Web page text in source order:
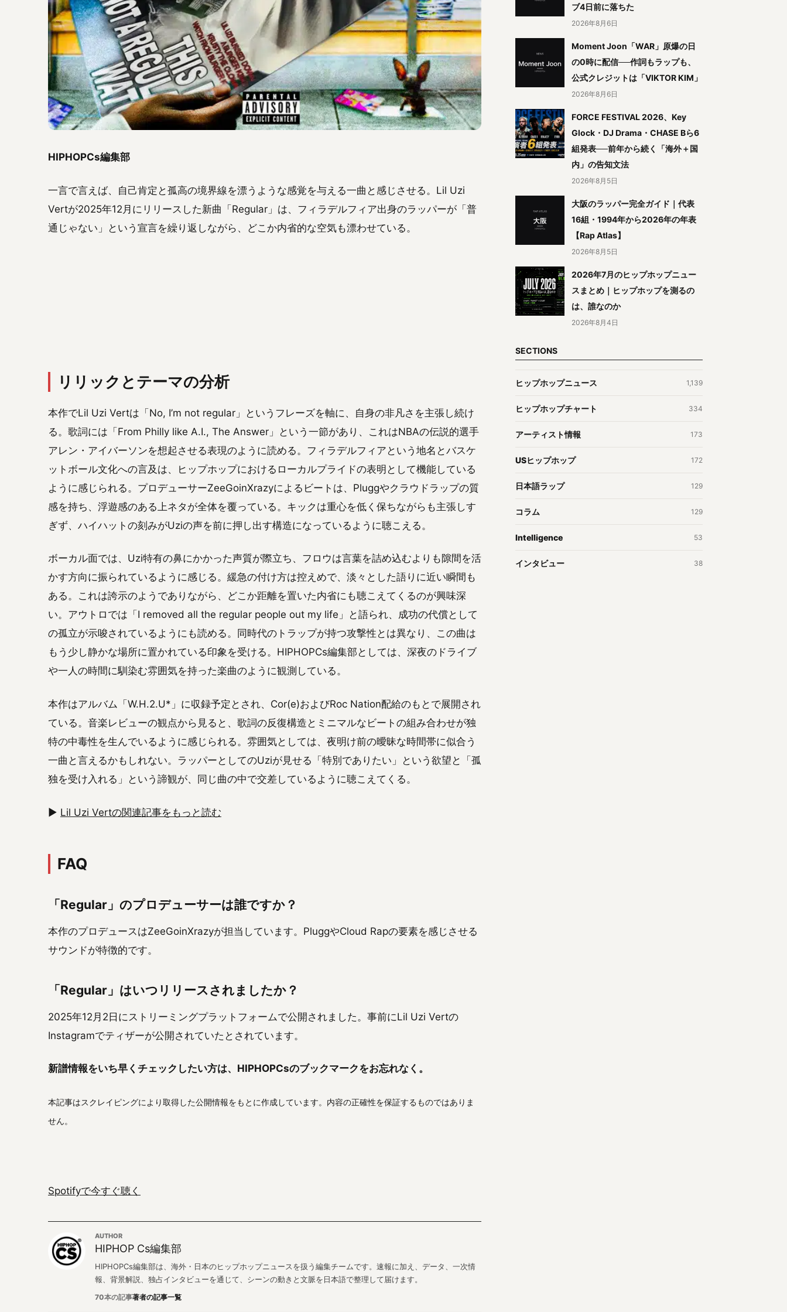
HIPHOPCs編集部
一言で言えば、自己肯定と孤高の境界線を漂うような感覚を与える一曲と感じさせる。Lil Uzi
Vertが2025年12月にリリースした新曲「Regular」は、フィラデルフィア出身のラッパーが「普
通じゃない」という宣言を繰り返しながら、どこか内省的な空気も漂わせている。
リリックとテーマの分析
本作でLil Uzi Vertは「No, I’m not regular」というフレーズを軸に、自身の非凡さを主張し続け
る。歌詞には「From Philly like A.I., The Answer」という一節があり、これはNBAの伝説的選手
アレン・アイバーソンを想起させる表現のように読める。フィラデルフィアという地名とバスケ
ットボール文化への言及は、ヒップホップにおけるローカルプライドの表明として機能している
ように感じられる。プロデューサーZeeGoinXrazyによるビートは、Pluggやクラウドラップの質
感を持ち、浮遊感のある上ネタが全体を覆っている。キックは重心を低く保ちながらも主張しす
ぎず、ハイハットの刻みがUziの声を前に押し出す構造になっているように聴こえる。
ボーカル面では、Uzi特有の鼻にかかった声質が際立ち、フロウは言葉を詰め込むよりも隙間を活
かす方向に振られているように感じる。緩急の付け方は控えめで、淡々とした語りに近い瞬間も
ある。これは誇示のようでありながら、どこか距離を置いた内省にも聴こえてくるのが興味深
い。アウトロでは「I removed all the regular people out my life」と語られ、成功の代償として
の孤立が示唆されているようにも読める。同時代のトラップが持つ攻撃性とは異なり、この曲は
もう少し静かな場所に置かれている印象を受ける。HIPHOPCs編集部としては、深夜のドライブ
や一人の時間に馴染む雰囲気を持った楽曲のように観測している。
本作はアルバム「W.H.2.U*」に収録予定とされ、Cor(e)およびRoc Nation配給のもとで展開され
ている。音楽レビューの観点から見ると、歌詞の反復構造とミニマルなビートの組み合わせが独
特の中毒性を生んでいるように感じられる。雰囲気としては、夜明け前の曖昧な時間帯に似合う
一曲と言えるかもしれない。ラッパーとしてのUziが見せる「特別でありたい」という欲望と「孤
独を受け入れる」という諦観が、同じ曲の中で交差しているように聴こえてくる。
▶ Lil Uzi Vertの関連記事をもっと読む
FAQ
「Regular」のプロデューサーは誰ですか？
本作のプロデュースはZeeGoinXrazyが担当しています。PluggやCloud Rapの要素を感じさせる
サウンドが特徴的です。
「Regular」はいつリリースされましたか？
2025年12月2日にストリーミングプラットフォームで公開されました。事前にLil Uzi Vertの
Instagramでティザーが公開されていたとされています。
新譜情報をいち早くチェックしたい方は、HIPHOPCsのブックマークをお忘れなく。
本記事はスクレイピングにより取得した公開情報をもとに作成しています。内容の正確性を保証するものではありま
せん。
Spotifyで今すぐ聴く
AUTHOR
HIPHOP Cs編集部
HIPHOPCs編集部は、海外・日本のヒップホップニュースを扱う編集チームです。速報に加え、データ、一次情
報、背景解説、独占インタビューを通じて、シーンの動きと文脈を日本語で整理して届けます。
70本の記事著者の記事一覧
ブ4日前に落ちた
2026年8月6日
Moment Joon「WAR」原爆の日
の0時に配信──作詞もラップも、
公式クレジットは「VIKTOR KIM」
2026年8月6日
FORCE FESTIVAL 2026、Key
Glock・DJ Drama・CHASE Bら6
組発表──前年から続く「海外＋国
内」の告知文法
2026年8月5日
大阪のラッパー完全ガイド｜代表
16組・1994年から2026年の年表
【Rap Atlas】
2026年8月5日
2026年7月のヒップホップニュー
スまとめ｜ヒップホップを測るの
は、誰なのか
2026年8月4日
SECTIONS
ヒップホップニュース 1,139
ヒップホップチャート 334
アーティスト情報 173
USヒップホップ 172
日本語ラップ 129
コラム 129
Intelligence 53
インタビュー 38